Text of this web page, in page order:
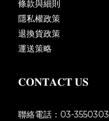
條款與細則
隱私權政策
退換貨政策
運送策略
𝐂𝐎𝐍𝐓𝐀𝐂𝐓 𝐔𝐒
聯絡電話：03-3550303